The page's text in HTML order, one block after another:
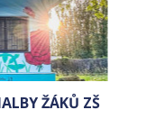
ŽÁKŮ ZŠ